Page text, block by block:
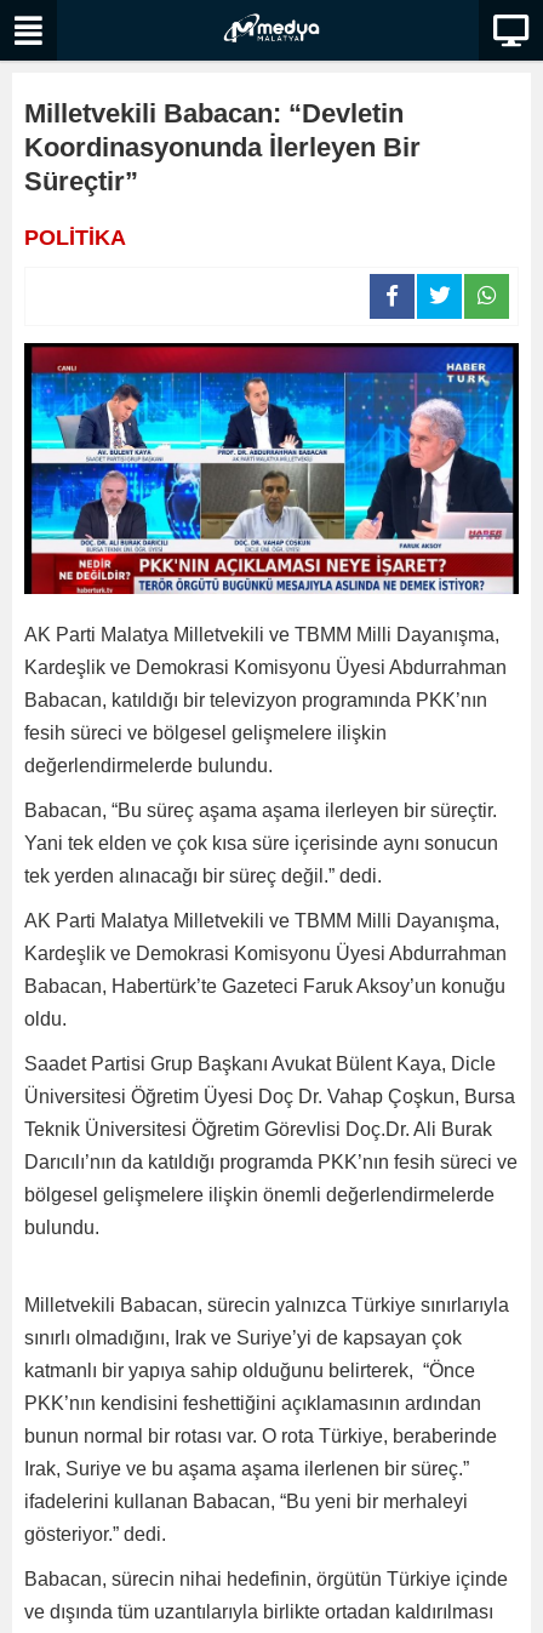
Milletvekili Babacan: “Devletin
Koordinasyonunda İlerleyen Bir
Süreçtir”
POLİTİKA
AK Parti Malatya Milletvekili ve TBMM Milli Dayanışma,
Kardeşlik ve Demokrasi Komisyonu Üyesi Abdurrahman
Babacan, katıldığı bir televizyon programında PKK’nın
fesih süreci ve bölgesel gelişmelere ilişkin
değerlendirmelerde bulundu.
Babacan, “Bu süreç aşama aşama ilerleyen bir süreçtir.
Yani tek elden ve çok kısa süre içerisinde aynı sonucun
tek yerden alınacağı bir süreç değil.” dedi.
AK Parti Malatya Milletvekili ve TBMM Milli Dayanışma,
Kardeşlik ve Demokrasi Komisyonu Üyesi Abdurrahman
Babacan, Habertürk’te Gazeteci Faruk Aksoy’un konuğu
oldu.
Saadet Partisi Grup Başkanı Avukat Bülent Kaya, Dicle
Üniversitesi Öğretim Üyesi Doç Dr. Vahap Çoşkun, Bursa
Teknik Üniversitesi Öğretim Görevlisi Doç.Dr. Ali Burak
Darıcılı’nın da katıldığı programda PKK’nın fesih süreci ve
bölgesel gelişmelere ilişkin önemli değerlendirmelerde
bulundu.
Milletvekili Babacan, sürecin yalnızca Türkiye sınırlarıyla
sınırlı olmadığını, Irak ve Suriye’yi de kapsayan çok
katmanlı bir yapıya sahip olduğunu belirterek, “Önce
PKK’nın kendisini feshettiğini açıklamasının ardından
bunun normal bir rotası var. O rota Türkiye, beraberinde
Irak, Suriye ve bu aşama aşama ilerlenen bir süreç.”
ifadelerini kullanan Babacan, “Bu yeni bir merhaleyi
gösteriyor.” dedi.
Babacan, sürecin nihai hedefinin, örgütün Türkiye içinde
ve dışında tüm uzantılarıyla birlikte ortadan kaldırılması